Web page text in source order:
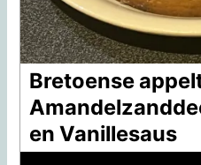
Bretoense
en Vanillesaus